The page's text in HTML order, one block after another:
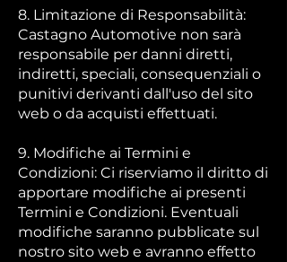
8. Limitazione di Responsabilità:
Castagno Automotive non sarà
responsabile per danni diretti,
indiretti, speciali, consequenziali o
punitivi derivanti dall'uso del sito
web o da acquisti effettuati.
9. Modifiche ai Termini e
Condizioni: Ci riserviamo il diritto di
apportare modifiche ai presenti
Termini e Condizioni. Eventuali
modifiche saranno pubblicate sul
nostro sito web e avranno effetto